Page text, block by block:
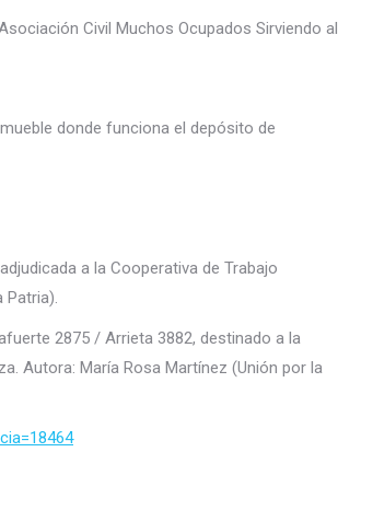
Civil Muchos Ocupados Sirviendo al
donde funciona el depósito de
a la Cooperativa de Trabajo
2875 / Arrieta 3882, destinado a la
Autora: María Rosa Martínez (Unión por la